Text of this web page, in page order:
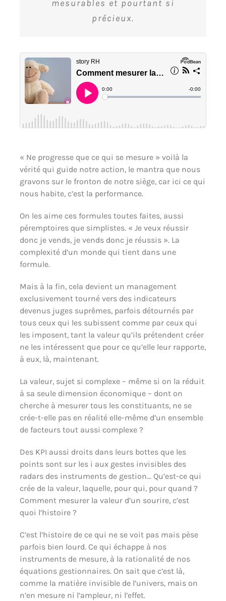
mesurables et pourtant si
précieux.
« Ne progresse que ce qui se mesure » voilà la
vérité qui guide notre action, le mantra que nous
gravons sur le fronton de notre siège, car ici ce qui
nous habite, c’est la performance.
On les aime ces formules toutes faites, aussi
péremptoires que simplistes. « Je veux réussir
donc je vends, je vends donc je réussis ». La
complexité d’un monde qui tient dans une
formule.
Mais à la fin, cela devient un management
exclusivement tourné vers des indicateurs
devenus juges suprêmes, parfois détournés par
tous ceux qui les subissent comme par ceux qui
les imposent, tant la valeur qu’ils prétendent créer
ne les intéressent que pour ce qu’elle leur rapporte,
à eux, là, maintenant.
La valeur, sujet si complexe – même si on la réduit
à sa seule dimension économique – dont on
cherche à mesurer tous les constituants, ne se
crée-t-elle pas en réalité elle-même d’un ensemble
de facteurs tout aussi complexe ?
Des KPI aussi droits dans leurs bottes que les
points sont sur les i aux gestes invisibles des
radars des instruments de gestion… Qu’est-ce qui
crée de la valeur, laquelle, pour qui, pour quand ?
Comment mesurer la valeur d’un sourire, c’est
quoi l’histoire ?
C’est l’histoire de ce qui ne se voit pas mais pèse
parfois bien lourd. Ce qui échappe à nos
instruments de mesure, à la rationalité de nos
équations gestionnaires. On sait que c’est là,
comme la matière invisible de l’univers, mais on
n’en mesure ni l’ampleur, ni l’effet.